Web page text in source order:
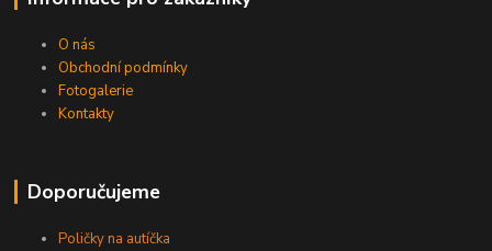
O nás
Obchodní podmínky
Fotogalerie
Kontakty
Doporučujeme
Poličky na autíčka